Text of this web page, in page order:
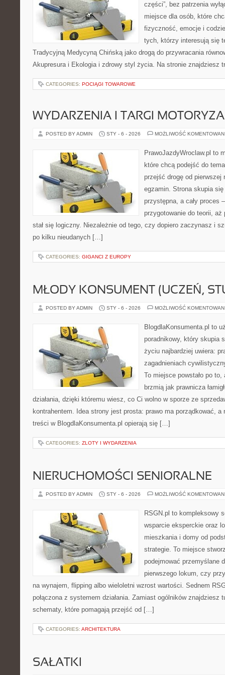
części”, bez patrzenia
miejsce dla osób, które
fizyczność, emocje i
tych, którzy interesują się
Tradycyjną Medycyną Chińską jako drogą do przywracania
Akupresura i Ekologia i zdrowy styl życia. Na stronie znajdziesz
CATEGORIES: POCIĄGI TOWAROWE
WYDARZENIA I TARGI
POSTED BY ADMIN STY - 6 - 2026 MOŻLIWOŚĆ
PrawoJazdyWroclaw.pl to
które chcą podejść do
przejść drogę od
egzamin. Strona skupia
przystępna, a cały proces
przygotowanie do teorii,
stał się logiczny. Niezależnie od tego, czy dopiero zaczynasz i
po kilku nieudanych […]
CATEGORIES: GIGANCI Z EUROPY
MŁODY KONSUMENT (UCZEŃ,
POSTED BY ADMIN STY - 6 - 2026 MOŻLIWOŚĆ
BlogdlaKonsumenta.pl to
poradnikowy, który skupia
życiu najbardziej uwiera:
zagadnieniach
To miejsce powstało po
brzmią jak prawnicza
działania, dzięki któremu wiesz, co Ci wolno w sporze ze
kontrahentem. Idea strony jest prosta: prawo ma porządkować, a
treści w BlogdlaKonsumenta.pl opierają się […]
CATEGORIES: ZLOTY I WYDARZENIA
NIERUCHOMOŚCI SENIORALNE
POSTED BY ADMIN STY - 6 - 2026 MOŻLIWOŚĆ
RSGN.pl to kompleksowy
wsparcie eksperckie oraz
mieszkania i domy od
strategie. To miejsce
podejmować przemyślane
pierwszego lokum, czy
na wynajem, flipping albo wieloletni wzrost wartości. Sednem
połączona z systemem działania. Zamiast ogólników znajdziesz
schematy, które pomagają przejść od […]
CATEGORIES: ARCHITEKTURA
SAŁATKI